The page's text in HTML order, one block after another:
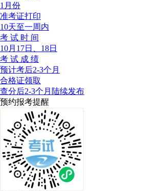
1月份
准考证打印
10天至一周内
考 试 时 间
10月17日、18日
考 试 成 绩
预计考后2-3个月
合格证领取
查分后2-3个月陆续发布
预约报考提醒